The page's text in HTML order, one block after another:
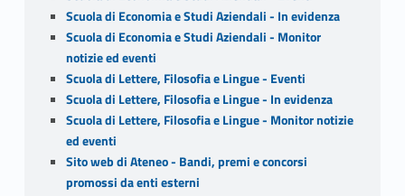
Scuola di Economia e Studi Aziendali - In evidenza
Scuola di Economia e Studi Aziendali - Monitor
notizie ed eventi
Scuola di Lettere, Filosofia e Lingue - Eventi
Scuola di Lettere, Filosofia e Lingue - In evidenza
Scuola di Lettere, Filosofia e Lingue - Monitor notizie
ed eventi
Sito web di Ateneo - Bandi, premi e concorsi
promossi da enti esterni